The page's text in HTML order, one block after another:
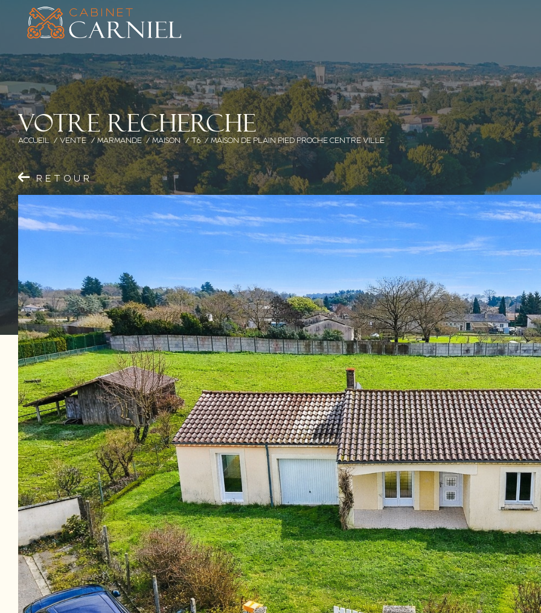
Votre recherche
ACCUEIL VENTE MARMANDE MAISON T6 MAISON DE PLAIN PIED PROCHE CENTRE VILLE
RETOUR